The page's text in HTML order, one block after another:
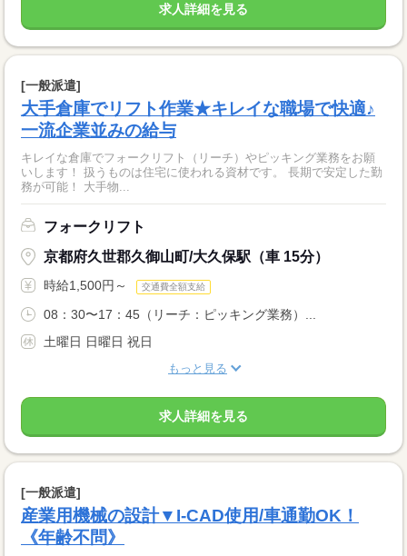
求人詳細を見る
[一般派遣]
大手倉庫でリフト作業★キレイな職場で快適♪
一流企業並みの給与
キレイな倉庫でフォークリフト（リーチ）やピッキング業務をお願
いします！ 扱うものは住宅に使われる資材です。 長期で安定した勤
務が可能！ 大手物...
フォークリフト
京都府久世郡久御山町/大久保駅（車 15分）
時給1,500円～ 交通費全額支給
08：30〜17：45（リーチ：ピッキング業務）...
土曜日 日曜日 祝日
もっと見る
求人詳細を見る
[一般派遣]
産業用機械の設計▼I-CAD使用/車通勤OK！
《年齢不問》